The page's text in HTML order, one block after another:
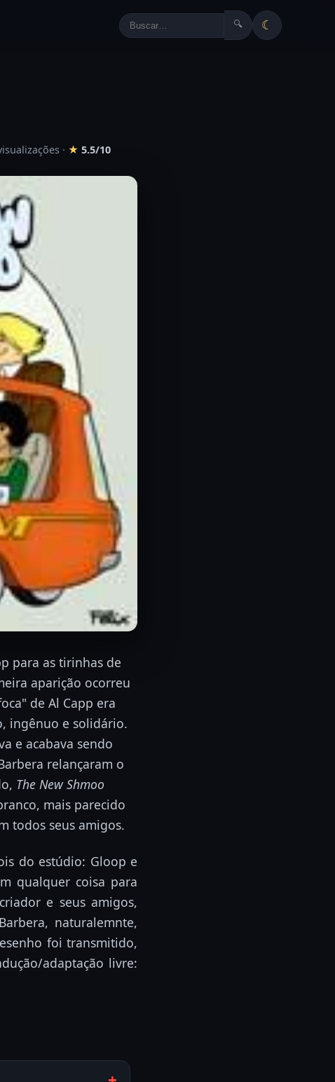
🔍 ☾
· ★ 5.5/10
para as tirinhas de
aparição ocorreu
de Al Capp era
ingênuo e solidário.
e acabava sendo
relançaram o
The New Shmoo
mais parecido
todos seus amigos.
do estúdio: Gloop e
qualquer coisa para
e seus amigos,
naturalemnte,
foi transmitido,
adaptação livre: